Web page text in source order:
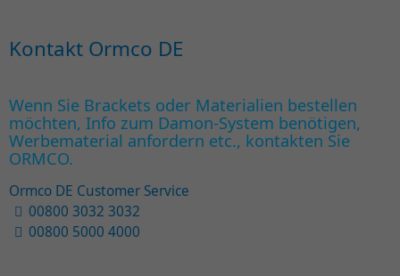
Kontakt Ormco DE
Wenn Sie Brackets oder Materialien bestellen
möchten, Info zum Damon-System benötigen,
Werbematerial anfordern etc., kontakten Sie
ORMCO.
Ormco DE Customer Service
00800 3032 3032
00800 5000 4000